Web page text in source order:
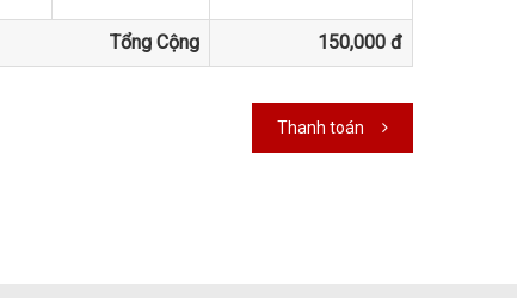
Tổng Cộng 150,000 đ
Thanh toán